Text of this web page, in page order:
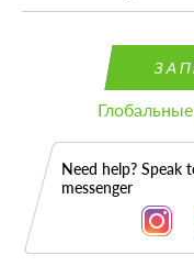
Need help? Speak
messenger